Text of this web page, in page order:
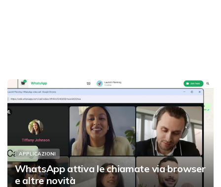
APPLICAZIONI
WhatsApp attiva le chiamate via browser
e altre novità